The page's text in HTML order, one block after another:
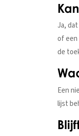
Ja,
of
de
Een
lijst